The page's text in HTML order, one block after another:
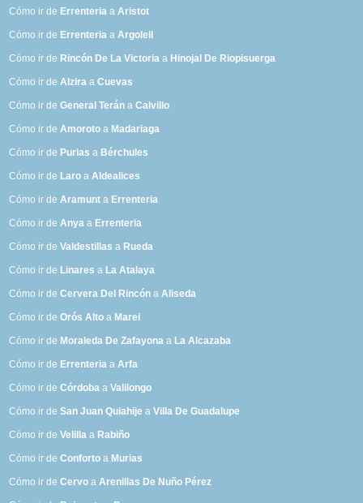
Cómo ir de Errenteria aAristot
Cómo ir de Errenteria aArgolell
Cómo ir de Rincón De La Victoria a Hinojal De Riopisuerga
Cómo ir deAlzira aCuevas
Cómo ir deGeneral Terán aCalvillo
Cómo ir deAmoroto a Madariaga
Cómo ir de Purias a Bérchules
Cómo ir de Laro aAldealices
Cómo ir deAramunt a Errenteria
Cómo ir deAnya a Errenteria
Cómo ir deValdestillas a Rueda
Cómo ir de Linares a La Atalaya
Cómo ir deCervera Del Rincón aAliseda
Cómo ir deOrós Alto a Marei
Cómo ir de Moraleda De Zafayona a La Alcazaba
Cómo ir de Errenteria aArfa
Cómo ir deCórdoba aValilongo
Cómo ir deSan Juan Quiahije aVilla De Guadalupe
Cómo ir deVelilla a Rabiño
Cómo ir deConforto a Murias
Cómo ir deCervo aArenillas De Nuño Pérez